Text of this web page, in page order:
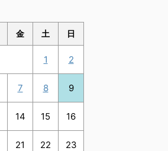
金 土 日
1 2
7 8 9
14 15 16
21 22 23